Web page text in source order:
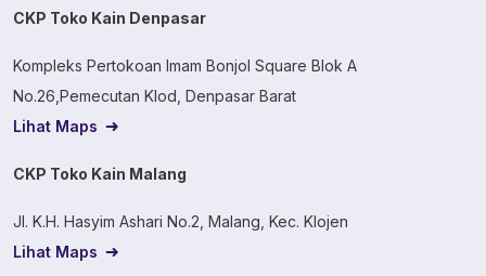
CKP Toko Kain Denpasar
Kompleks Pertokoan Imam Bonjol Square Blok A
No.26,Pemecutan Klod, Denpasar Barat
Lihat Maps
CKP Toko Kain Malang
Jl. K.H. Hasyim Ashari No.2, Malang, Kec. Klojen
Lihat Maps